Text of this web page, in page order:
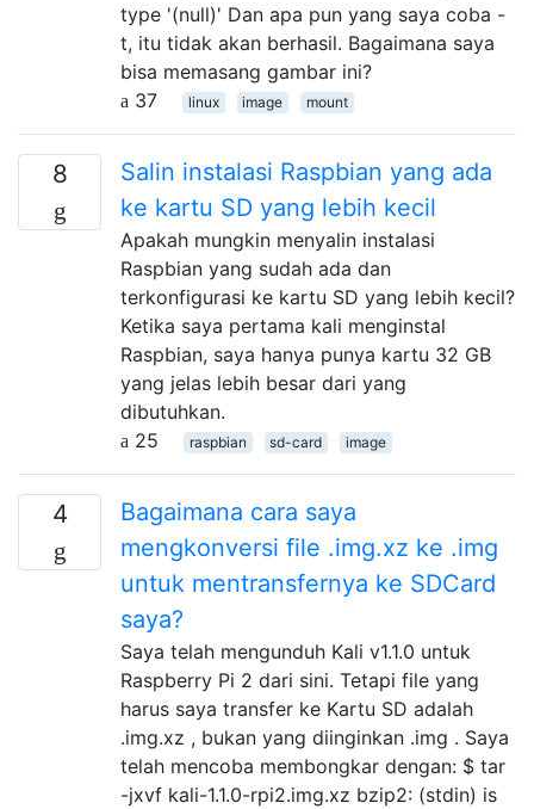
type '(null)' Dan apa pun yang saya coba -
t, itu tidak akan berhasil. Bagaimana saya
bisa memasang gambar ini?
37
linux image mount
8
Salin instalasi Raspbian yang ada
ke kartu SD yang lebih kecil
Apakah mungkin menyalin instalasi
Raspbian yang sudah ada dan
terkonfigurasi ke kartu SD yang lebih kecil?
Ketika saya pertama kali menginstal
Raspbian, saya hanya punya kartu 32 GB
yang jelas lebih besar dari yang
dibutuhkan.
25
raspbian sd-card image
4
Bagaimana cara saya
mengkonversi file .img.xz ke .img
untuk mentransfernya ke SDCard
saya?
Saya telah mengunduh Kali v1.1.0 untuk
Raspberry Pi 2 dari sini. Tetapi file yang
harus saya transfer ke Kartu SD adalah
.img.xz , bukan yang diinginkan .img . Saya
telah mencoba membongkar dengan: $ tar
-jxvf kali-1.1.0-rpi2.img.xz bzip2: (stdin) is